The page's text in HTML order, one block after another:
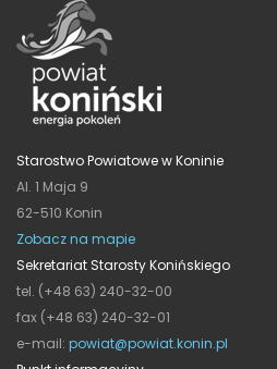
Starostwo Powiatowe w Koninie
Al. 1 Maja 9
62-510 Konin
Zobacz na mapie
Sekretariat Starosty Konińskiego
tel. (+48 63) 240-32-00
fax (+48 63) 240-32-01
e-mail: powiat@powiat.konin.pl